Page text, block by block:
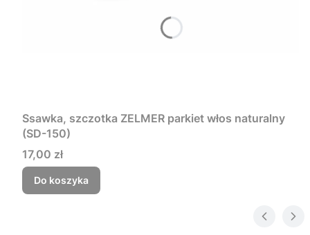
Ssawka, szczotka ZELMER parkiet włos naturalny
(SD-150)
Cena
17,00 zł
Do koszyka